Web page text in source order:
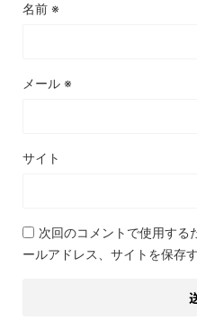
名前 ※
メール ※
サイト
次回のコメントで使用する
ールアドレス、サイトを保存す